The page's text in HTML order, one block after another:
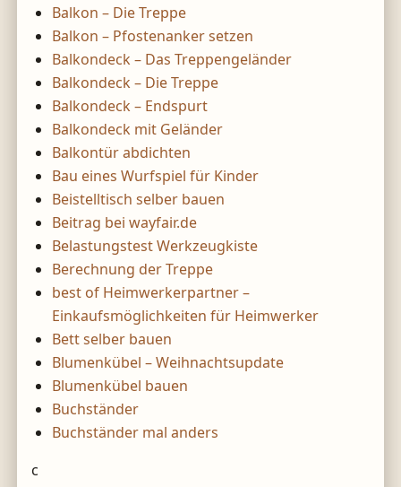
Balkon – Die Treppe
Balkon – Pfostenanker setzen
Balkondeck – Das Treppengeländer
Balkondeck – Die Treppe
Balkondeck – Endspurt
Balkondeck mit Geländer
Balkontür abdichten
Bau eines Wurfspiel für Kinder
Beistelltisch selber bauen
Beitrag bei wayfair.de
Belastungstest Werkzeugkiste
Berechnung der Treppe
best of Heimwerkerpartner –
Einkaufsmöglichkeiten für Heimwerker
Bett selber bauen
Blumenkübel – Weihnachtsupdate
Blumenkübel bauen
Buchständer
Buchständer mal anders
c